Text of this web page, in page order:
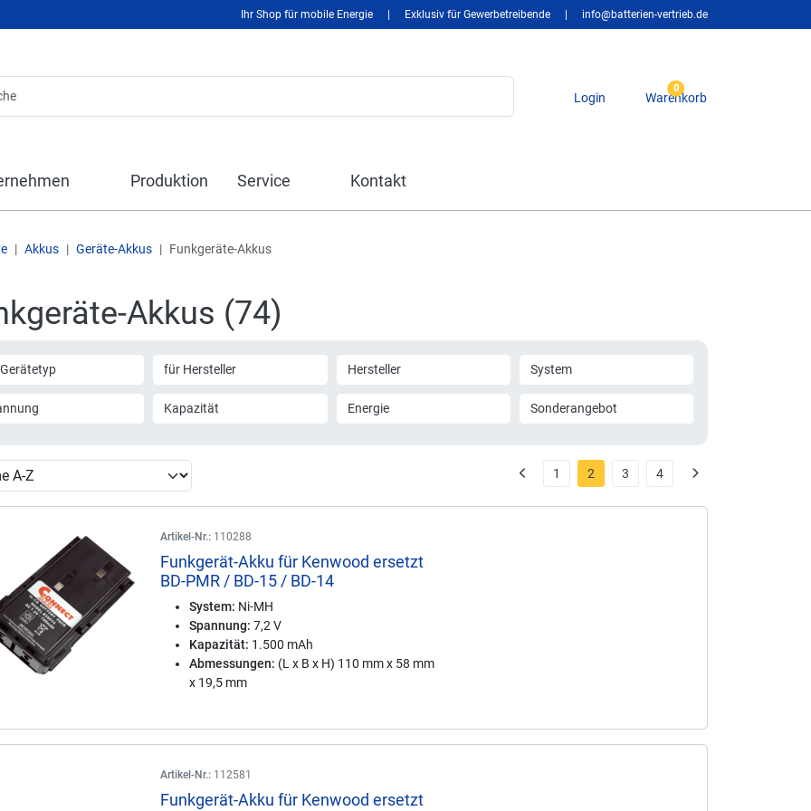
Ihr Shop für mobile Energie Exklusiv für Gewerbetreibende info@batterien-vertrieb.de
Login
0
Warenkorb
Produktion Service Kontakt
Akkus Geräte-Akkus Funkgeräte-Akkus
Akkus (74)
für Hersteller Hersteller System
Kapazität Energie Sonderangebot
1 2 3 4
Artikel-Nr.: 110288
Funkgerät-Akku für Kenwood ersetzt
BD-PMR / BD-15 / BD-14
System: Ni-MH
Spannung: 7,2 V
Kapazität: 1.500 mAh
Abmessungen: (L x B x H) 110 mm x 58 mm
x 19,5 mm
Artikel-Nr.: 112581
Funkgerät-Akku für Kenwood ersetzt